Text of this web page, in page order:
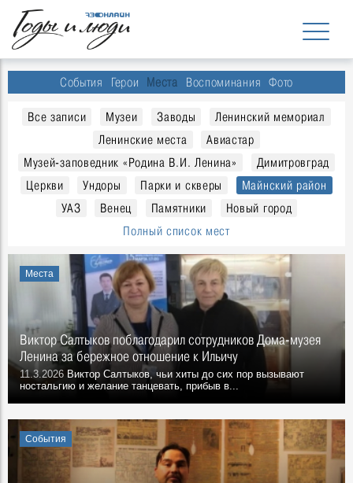
События Герои Места Воспоминания Фото
Все записи Музеи Заводы
Ленинский мемориал
Ленинские места
Авиастар
Музей-заповедник «Родина В.И. Ленина»
Димитровград
Церкви
Ундоры Парки и скверы
Майнский район
УАЗ
Венец Памятники
Новый город
Полный список мест
Места
Виктор Салтыков поблагодарил сотрудников Дома-музея
Ленина за бережное отношение к Ильичу
11.3.2026 Виктор Салтыков, чьи хиты до сих пор вызывают
ностальгию и желание танцевать, прибыв в...
События